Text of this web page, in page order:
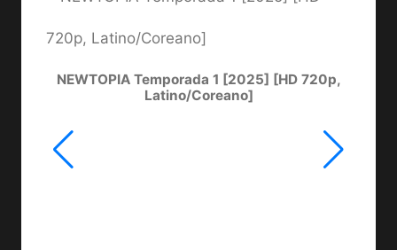
NEWTOPIA Temporada 1 [2025] [HD 720p,
Latino/Coreano]